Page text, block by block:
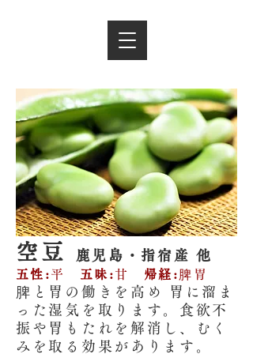
空豆 鹿児島・指宿産 他
五性:平 五味:甘 帰経: 脾胃
脾と胃の働きを高め 胃に溜ま
った湿気を取ります。食欲不
振や胃もたれを解消し、むく
みを取る効果があります。